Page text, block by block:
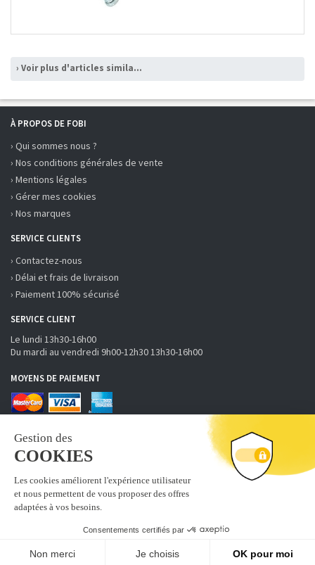
› Voir plus d'articles similaires
À PROPOS DE FOBI
› Qui sommes nous ?
› Nos conditions générales de vente
› Mentions légales
› Gérer mes cookies
› Nos marques
SERVICE CLIENTS
› Contactez-nous
› Délai et frais de livraison
› Paiement 100% sécurisé
SERVICE CLIENT
Le lundi 13h30-16h00
Du mardi au vendredi 9h00-12h30 13h30-16h00
MOYENS DE PAIEMENT
RECEVOIR LA NEWSLETTER
S'inscrire
Abonnez-vous à la newsletter fobi.fr pour recevoir nos bons
plans et nouveautés